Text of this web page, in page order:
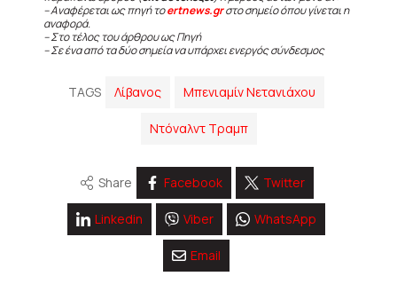
– Αναφέρεται ως πηγή τοertnews.grστο σημείο όπου γίνεται η
αναφορά.
– Στο τέλος του άρθρου ως Πηγή
– Σε ένα από τα δύο σημεία να υπάρχει ενεργός σύνδεσμος
TAGS Λίβανος Μπενιαμίν Νετανιάχου
Ντόναλντ Τραμπ
Share Facebook Twitter
Linkedin Viber WhatsApp
Email